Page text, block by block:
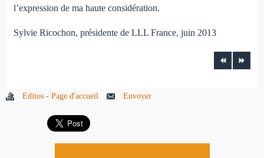
l’expression de ma haute considération.
Sylvie Ricochon, présidente de LLL France, juin 2013
Editos - Page d'accueil Envoyer